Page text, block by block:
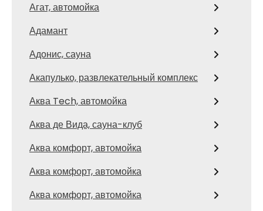
Агат, автомойка
Адамант
Адонис, сауна
Акапулько, развлекательный комплекс
Аква Tech, автомойка
Аква де Вида, сауна-клуб
Аква комфорт, автомойка
Аква комфорт, автомойка
Аква комфорт, автомойка